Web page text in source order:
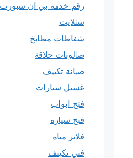
رقم خدمة بي ان سبورت
ستلايت
شفاطات مطابخ
صالونات حلاقة
صيانة تكييف
غسيل سيارات
فتح ابواب
فتح سيارة
فلاتر مياه
فني تكييف